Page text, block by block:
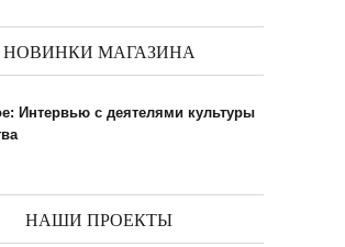
НОВИНКИ МАГАЗИНА
Интервью с деятелями культуры
НАШИ ПРОЕКТЫ